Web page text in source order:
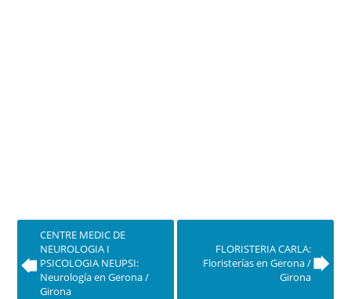
CENTRE MEDIC DE
NEUROLOGIA I
PSICOLOGIA NEUPSI:
Neurología en Gerona /
Girona
FLORISTERIA CARLA:
Floristerías en Gerona /
Girona